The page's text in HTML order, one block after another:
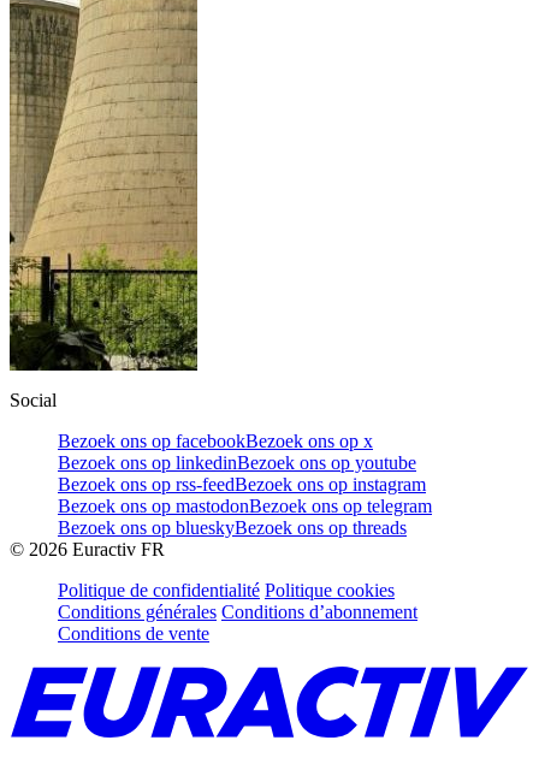
Social
Bezoek ons op facebookBezoek ons op x
Bezoek ons op linkedinBezoek ons op youtube
Bezoek ons op rss-feedBezoek ons op instagram
Bezoek ons op mastodonBezoek ons op telegram
Bezoek ons op blueskyBezoek ons op threads
© 2026 Euractiv FR
Politique de confidentialité Politique cookies
Conditions générales Conditions d’abonnement
Conditions de vente